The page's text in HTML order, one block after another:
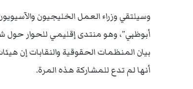
وسيلتقي وزراء العمل الخليجيون
أبوظبي”، وهو منتدى إقليمي للحوار حول
بيان المنظمات الحقوقية والنقابات إن
أنها لم تدع للمشاركة هذه المرة.